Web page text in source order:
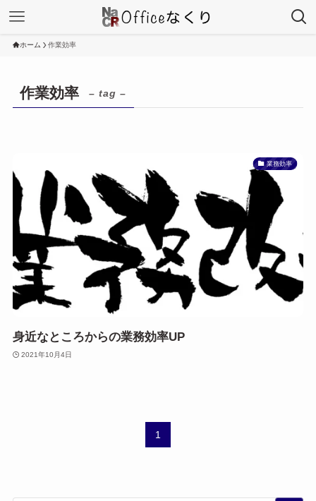
ホーム 作業効率
作業効率 – tag –
業務効率
身近なところからの業務効率UP
2021年10月4日
1